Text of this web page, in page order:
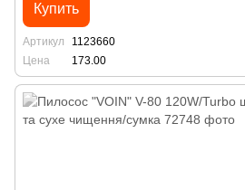
Купить
Артикул
1123660
Цена
173.00